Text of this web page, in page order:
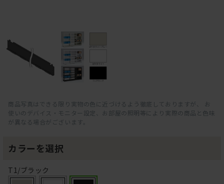
商品写真はできる限り実物の色に近づけるよう徹底しておりますが、 お
使いのデバイス・モニター設定、お部屋の照明等により実際の商品と色味
が異なる場合がございます。
カラーを選択
T1/ブラック